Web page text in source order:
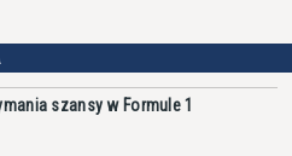
szansy w Formule 1